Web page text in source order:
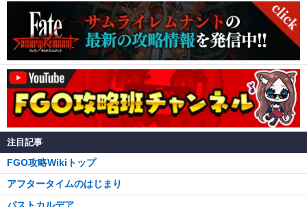
注目記事
FGO攻略Wikiトップ
アフタータイムのはじまり